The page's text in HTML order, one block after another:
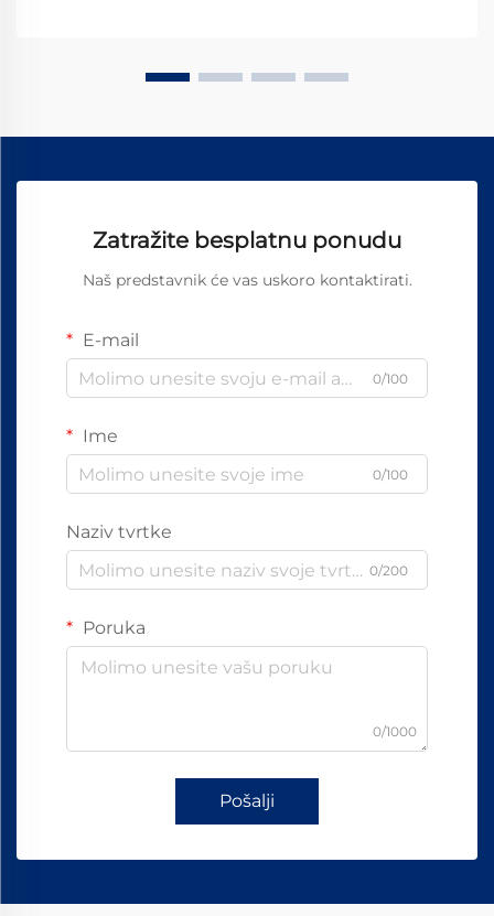
Zatražite besplatnu ponudu
Naš predstavnik će vas uskoro kontaktirati.
E-mail
0/100
Ime
0/100
Naziv tvrtke
0/200
Poruka
0/1000
Pošalji